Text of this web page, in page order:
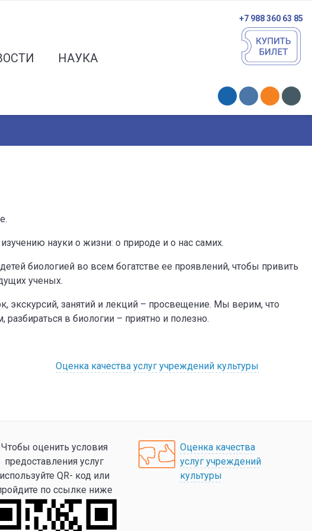
НАУКА
+7 988 360 63 85
науки о жизни: о природе и о нас самих.
биологией во всем богатстве ее проявлений, чтобы привить
ученых.
экскурсий, занятий и лекций – просвещение. Мы верим, что
в биологии – приятно и полезно.
Оценка качества услуг учреждений культуры
Чтобы оценить условия
предоставления услуг
используйте QR- код или
по ссылке ниже
Оценка качества
услуг учреждений
культуры